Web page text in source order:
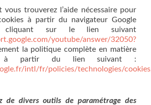
vous trouverez l’aide nécessaire pour
à partir du navigateur Google
cliquant sur le lien suivant
youtube/answer/32050?
la politique complète en matière
à partir du lien suivant :
intl/fr/policies/technologies/
de divers outils de paramétrage des